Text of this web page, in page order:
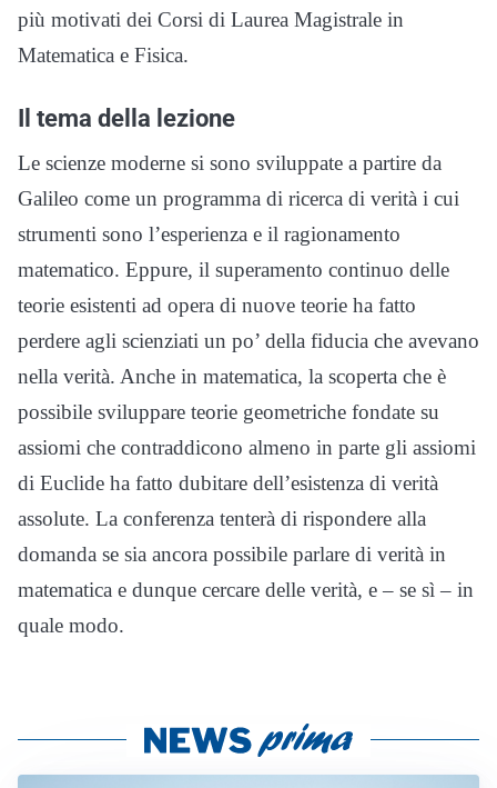
più motivati dei Corsi di Laurea Magistrale in
Matematica e Fisica.
Il tema della lezione
Le scienze moderne si sono sviluppate a partire da
Galileo come un programma di ricerca di verità i cui
strumenti sono l’esperienza e il ragionamento
matematico. Eppure, il superamento continuo delle
teorie esistenti ad opera di nuove teorie ha fatto
perdere agli scienziati un po’ della fiducia che avevano
nella verità. Anche in matematica, la scoperta che è
possibile sviluppare teorie geometriche fondate su
assiomi che contraddicono almeno in parte gli assiomi
di Euclide ha fatto dubitare dell’esistenza di verità
assolute. La conferenza tenterà di rispondere alla
domanda se sia ancora possibile parlare di verità in
matematica e dunque cercare delle verità, e – se sì – in
quale modo.